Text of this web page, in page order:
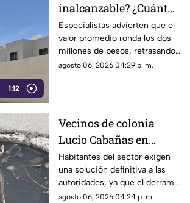
1:12
inalcanzable? ¿Cuánto
cuesta comprar una
casa en La Laguna?
Especialistas advierten que el
valor promedio ronda los dos
millones de pesos, retrasando
considerablemente la edad en
agosto 06, 2026 04:29 p. m.
Vecinos de colonia
Lucio Cabañas en
Lerdo exigen a SAPAL
reparar constante brote
de aguas negras
Habitantes del sector exigen
una solución definitiva a las
autoridades, ya que el derrame
representa un grave foco de
agosto 06, 2026 04:24 p. m.